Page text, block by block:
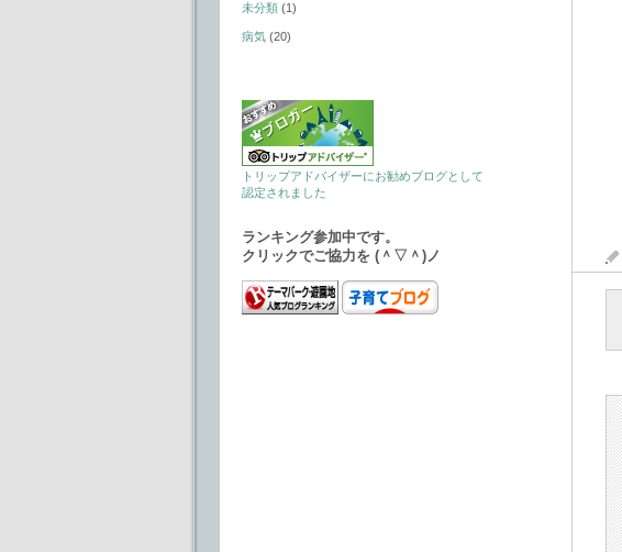
未分類 (1)
病気 (20)
トリップアドバイザーにお勧めブログとして
認定されました
ランキング参加中です。
クリックでご協力を (＾▽＾)ノ